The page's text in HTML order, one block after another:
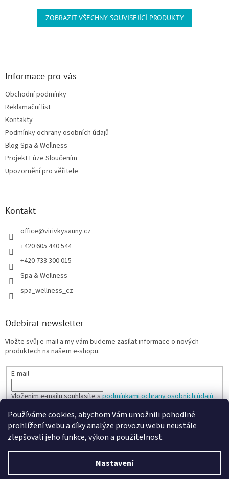
Používáme cookies, abychom Vám umožnili pohodlné
prohlížení webu a díky analýze provozu webu neustále
zlepšovali jeho funkce, výkon a použitelnost.
Nastavení
ZOBRAZIT VŠECHNY SOUVISEJÍCÍ PRODUKTY
Informace pro vás
Obchodní podmínky
Reklamační list
Kontakty
Podmínky ochrany osobních údajů
Blog Spa & Wellness
Projekt Fúze Sloučením
Upozornění pro věřitele
Kontakt
office@virivkysauny.cz
+420 605 440 544
+420 733 300 015
Spa & Wellness
spa_wellness_cz
Odebírat newsletter
Vložte svůj e-mail a my vám budeme zasílat informace o nových
produktech na našem e-shopu.
E-mail
Vložením e-mailu souhlasíte spodmínkami ochrany osobních údajů
PŘIHLÁSIT SE
Vytvořil Shoptet